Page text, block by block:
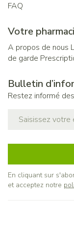
FAQ
Votre
A propos de nous
de garde
Bulletin
Restez informé
En cliquant sur
et acceptez notre